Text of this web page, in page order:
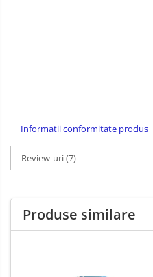
Informatii conformitate produs
Review-uri(7)
Produse similare